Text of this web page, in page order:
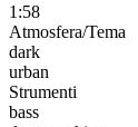
1:58
Atmosfera/Tema
dark
urban
Strumenti
bass